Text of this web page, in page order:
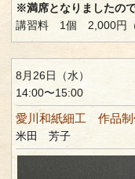
※満席となりましたの
講習料 1個 2,000円（
8月26日（水）
14:00〜15:00
愛川和紙細工 作品制
米田 芳子